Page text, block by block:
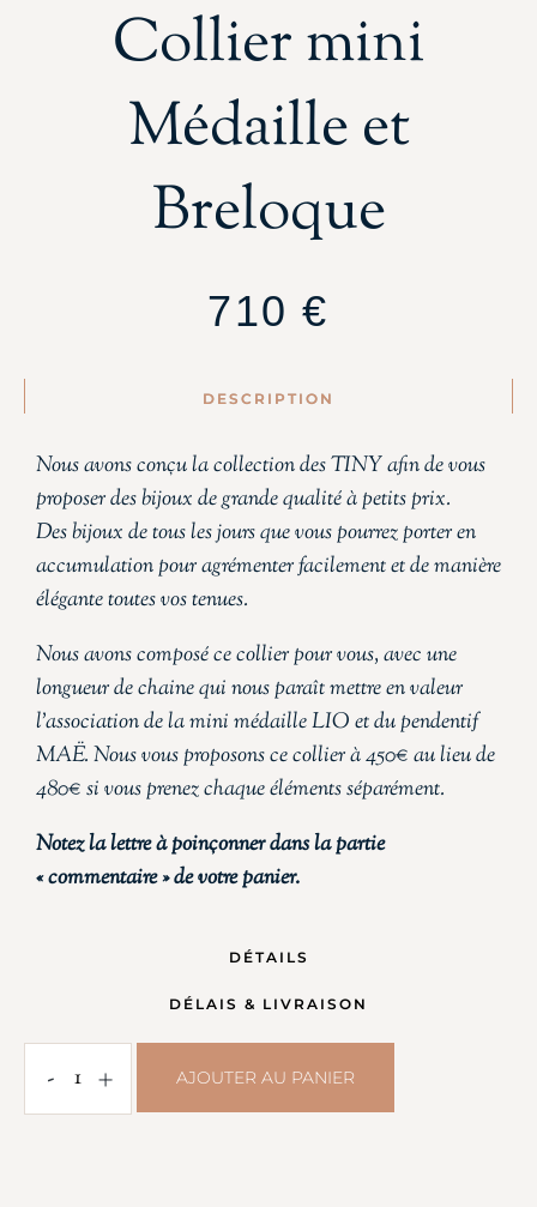
Collier mini
Médaille et
Breloque
710€
DESCRIPTION
DÉTAILS
DÉLAIS & LIVRAISON
Nous avons conçu la collection des TINY afin de vous
proposer des bijoux de grande qualité à petits prix.
Des bijoux de tous les jours que vous pourrez porter en
accumulation pour agrémenter facilement et de manière
élégante toutes vos tenues.
Nous avons composé ce collier pour vous, avec une
longueur de chaine qui nous paraît mettre en valeur
l’association de la mini médaille LIO et du pendentif
MAË. Nous vous proposons ce collier à 450€ au lieu de
480€ si vous prenez chaque éléments séparément.
Notez la lettre à poinçonner dans la partie
« commentaire » de votre panier.
- + AJOUTER AU PANIER